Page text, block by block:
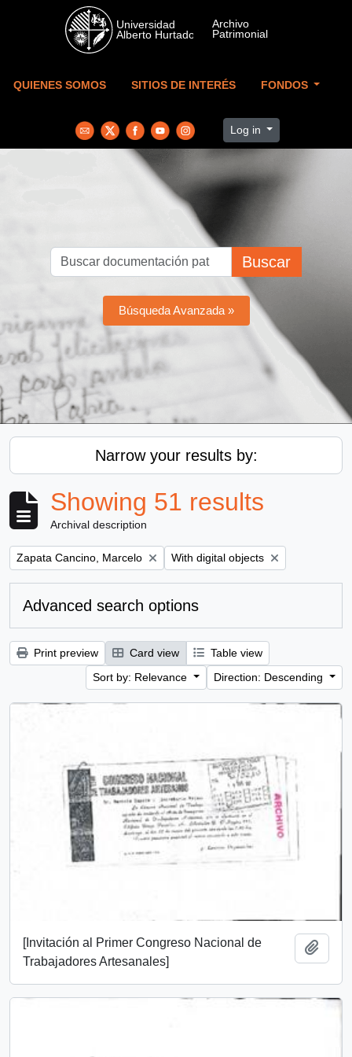
Skip to main content
QUIENES SOMOS SITIOS DE INTERÉS FONDOS
Log in
Buscar
Búsqueda Avanzada »
Narrow your results by:
Showing 51 results
Archival description
Remove filter:
Zapata Cancino, Marcelo Remove filter:
With digital objects
Advanced search options
Print preview Card view
Table view
Sort by: Relevance
Direction: Descending
[Invitación al Primer Congreso Nacional de
Trabajadores Artesanales]